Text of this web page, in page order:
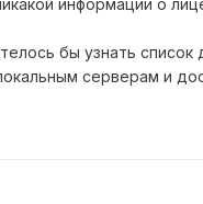
информации о
бы узнать
серверам и